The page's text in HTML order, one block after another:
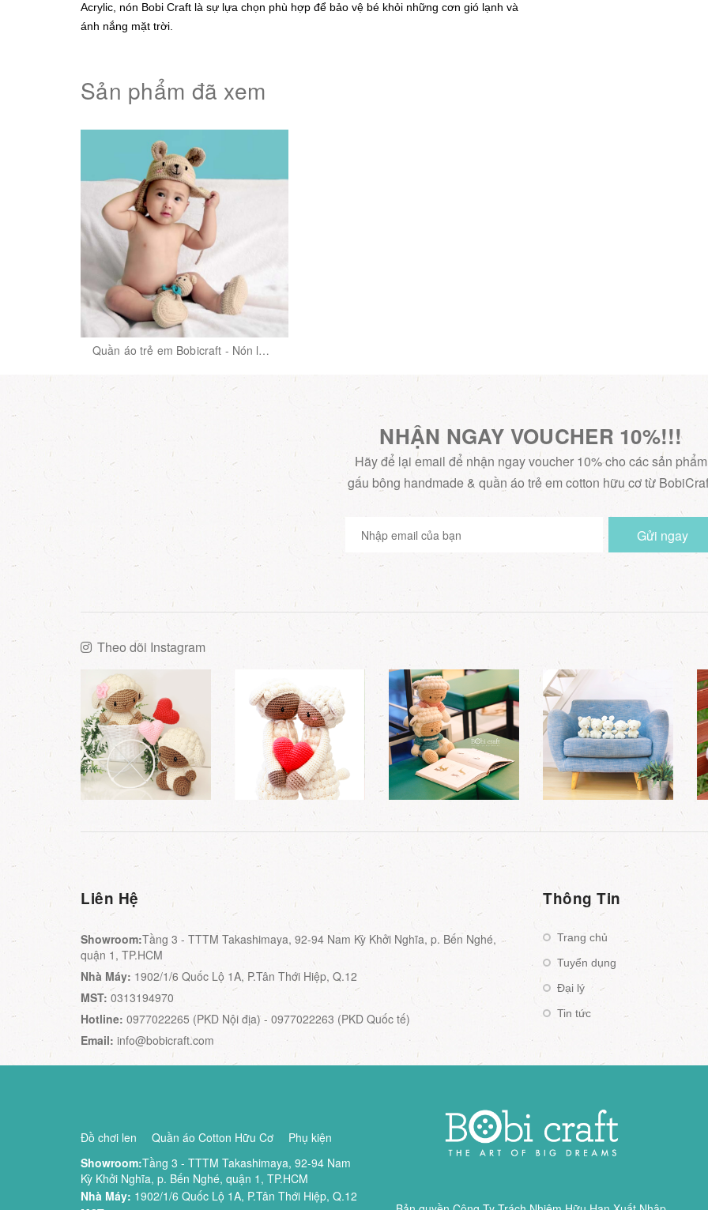
Acrylic, nón Bobi Craft là sự lựa chọn phù hợp để bảo vệ bé khỏi những cơn gió lạnh và
ánh nắng mặt trời.
Sản phẩm đã xem
Quần áo trẻ em Bobicraft - Nón len
organic an toàn
NHẬN NGAY VOUCHER 10%!!!
Hãy để lại email để nhận ngay voucher 10% cho các sản phẩm
gấu bông handmade & quần áo trẻ em cotton hữu cơ từ
Gửi ngay
Theo dõi Instagram
Liên Hệ
Showroom:Tầng 3 - TTTM Takashimaya, 92-94 Nam Kỳ Khởi Nghĩa, p. Bến Nghé,
quận 1, TP.HCM
Nhà Máy: 1902/1/6 Quốc Lộ 1A, P.Tân Thới Hiệp, Q.12
MST: 0313194970
Hotline: 0977022265 (PKD Nội địa) - 0977022263 (PKD Quốc tế)
Email: info@bobicraft.com
Thông Tin
Trang chủ
Tuyển dụng
Đại lý
Tin tức
Đồ chơi len Quần áo Cotton Hữu Cơ
Phụ kiện
Showroom:Tầng 3 - TTTM Takashimaya, 92-94 Nam
Kỳ Khởi Nghĩa, p. Bến Nghé, quận 1, TP.HCM
Nhà Máy: 1902/1/6 Quốc Lộ 1A, P.Tân Thới Hiệp, Q.12